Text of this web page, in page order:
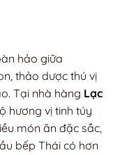
hảo giữa
thảo dược thú vị
Tại nhà hàng Lạc
hương vị tinh túy
món ăn đặc sắc,
bếp Thái có hơn